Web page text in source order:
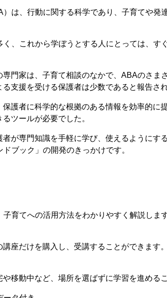
は、行動に関する科学であり、子育てや発
、これから学ぼうとする人にとっては、す
門家は、子育て相談のなかで、ABAのさま
支援を受ける保護者は少数であると報告され
護者に科学的な根拠のある情報を効率的に
ツールが必要でした。
が専門知識を手軽に学び、使えるようにす
ブック」の開発のきっかけです。
育てへの活用方法をわかりやすく解説します
座だけを購入し、受講することができます。
移動中など、場所を選ばずに学習を進める